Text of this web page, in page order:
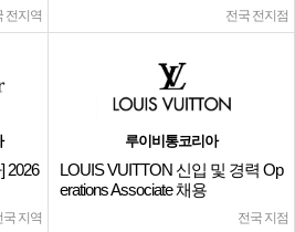
전지역 전국 전지점
2026
국 지역
루이비통코리아
LOUIS VUITTON 신입 및 경력 Op
erations Associate 채용
전국 지점